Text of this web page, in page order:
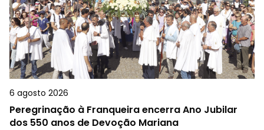
6 agosto 2026
Peregrinação à Franqueira encerra Ano Jubilar
dos 550 anos de Devoção Mariana